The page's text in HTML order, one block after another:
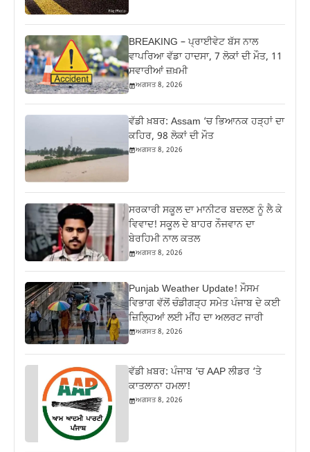
BREAKING – ਪ੍ਰਾਈਵੇਟ ਬੱਸ ਨਾਲ
ਵਾਪਰਿਆ ਵੱਡਾ ਹਾਦਸਾ, 7 ਲੋਕਾਂ ਦੀ ਮੌਤ, 11
ਸਵਾਰੀਆਂ ਜ਼ਖ਼ਮੀ
ਅਗਸਤ 8, 2026
ਵੱਡੀ ਖ਼ਬਰ: Assam ‘ਚ ਭਿਆਨਕ ਹੜ੍ਹਾਂ ਦਾ
ਕਹਿਰ, 98 ਲੋਕਾਂ ਦੀ ਮੌਤ
ਅਗਸਤ 8, 2026
ਸਰਕਾਰੀ ਸਕੂਲ ਦਾ ਮਾਨੀਟਰ ਬਦਲਣ ਨੂੰ ਲੈ ਕੇ
ਵਿਵਾਦ! ਸਕੂਲ ਦੇ ਬਾਹਰ ਨੌਜਵਾਨ ਦਾ
ਬੇਰਹਿਮੀ ਨਾਲ ਕਤਲ
ਅਗਸਤ 8, 2026
Punjab Weather Update! ਮੌਸਮ
ਵਿਭਾਗ ਵੱਲੋਂ ਚੰਡੀਗੜ੍ਹ ਸਮੇਤ ਪੰਜਾਬ ਦੇ ਕਈ
ਜ਼ਿਲ੍ਹਿਆਂ ਲਈ ਮੀਂਹ ਦਾ ਅਲਰਟ ਜਾਰੀ
ਅਗਸਤ 8, 2026
ਵੱਡੀ ਖ਼ਬਰ: ਪੰਜਾਬ ‘ਚ AAP ਲੀਡਰ ‘ਤੇ
ਕਾਤਲਾਨਾ ਹਮਲਾ!
ਅਗਸਤ 8, 2026